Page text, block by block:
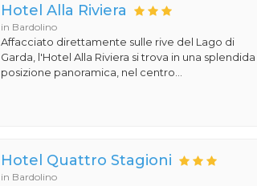
Hotel Alla Riviera
in Bardolino
Affacciato direttamente sulle rive del Lago di
Garda, l'Hotel Alla Riviera si trova in una splendida
posizione panoramica, nel centro...
Hotel Quattro Stagioni
in Bardolino